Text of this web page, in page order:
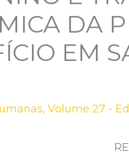
DA
EM
,Volume 27 -